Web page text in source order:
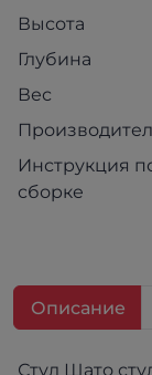
Высота
Глубина
Вес
Инструкция
сборке
Описание
Стул Шато